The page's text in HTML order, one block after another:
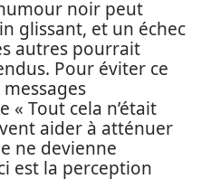
noir peut
glissant, et un échec
autres pourrait
Pour éviter ce
« Tout cela n’était
aider à atténuer
ne devienne
est la perception